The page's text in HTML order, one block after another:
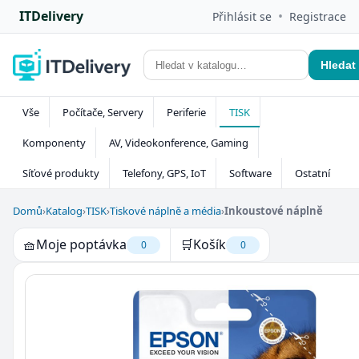
ITDelivery Přihlásit se • Registrace
Hledat
Vše Počítače, Servery Periferie TISK
Komponenty AV, Videokonference, Gaming
Síťové produkty Telefony, GPS, IoT Software Ostatní
Domů›Katalog›TISK›Tiskové náplně a média›Inkoustové náplně
🧺Moje poptávka 0 🛒Košík 0